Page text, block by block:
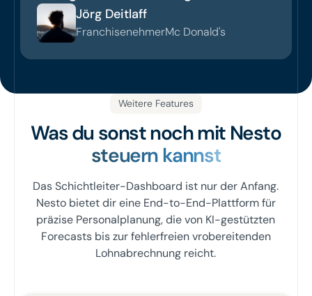
Jörg Deitlaff
FranchisenehmerMc Donald's
Weitere Features
Was du sonst noch mit Nesto
steuern kannst
Das Schichtleiter-Dashboard ist nur der Anfang.
Nesto bietet dir eine End-to-End-Plattform für
präzise Personalplanung, die von KI-gestützten
Forecasts bis zur fehlerfreien vrobereitenden
Lohnabrechnung reicht.